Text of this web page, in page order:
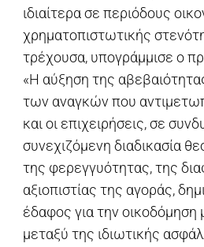
ιδιαίτερα σε περιόδους
χρηματοπιστωτικής
τρέχουσα, υπογράμμισε ο
«Η αύξηση της
των αναγκών που
και οι επιχειρήσεις, σε
συνεχιζόμενη διαδικασία
της φερεγγυότητας, της
αξιοπιστίας της αγοράς,
έδαφος για την οικοδόμηση
μεταξύ της ιδιωτικής